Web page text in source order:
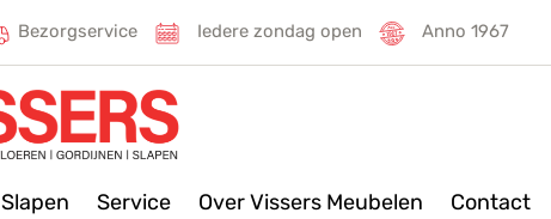
Bezorgservice Iedere zondag open Anno 1967
Slapen Service Over Vissers Meubelen Contact